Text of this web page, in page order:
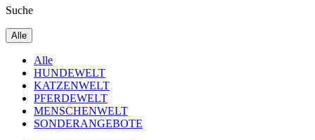
Suche
Alle
Alle
HUNDEWELT
KATZENWELT
PFERDEWELT
MENSCHENWELT
SONDERANGEBOTE